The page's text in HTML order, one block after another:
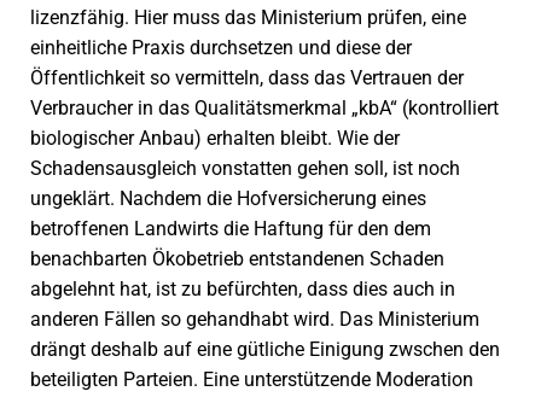
lizenzfähig. Hier muss das Ministerium prüfen, eine
einheitliche Praxis durchsetzen und diese der
Öffentlichkeit so vermitteln, dass das Vertrauen der
Verbraucher in das Qualitätsmerkmal „kbA“ (kontrolliert
biologischer Anbau) erhalten bleibt. Wie der
Schadensausgleich vonstatten gehen soll, ist noch
ungeklärt. Nachdem die Hofversicherung eines
betroffenen Landwirts die Haftung für den dem
benachbarten Ökobetrieb entstandenen Schaden
abgelehnt hat, ist zu befürchten, dass dies auch in
anderen Fällen so gehandhabt wird. Das Ministerium
drängt deshalb auf eine gütliche Einigung zwschen den
beteiligten Parteien. Eine unterstützende Moderation